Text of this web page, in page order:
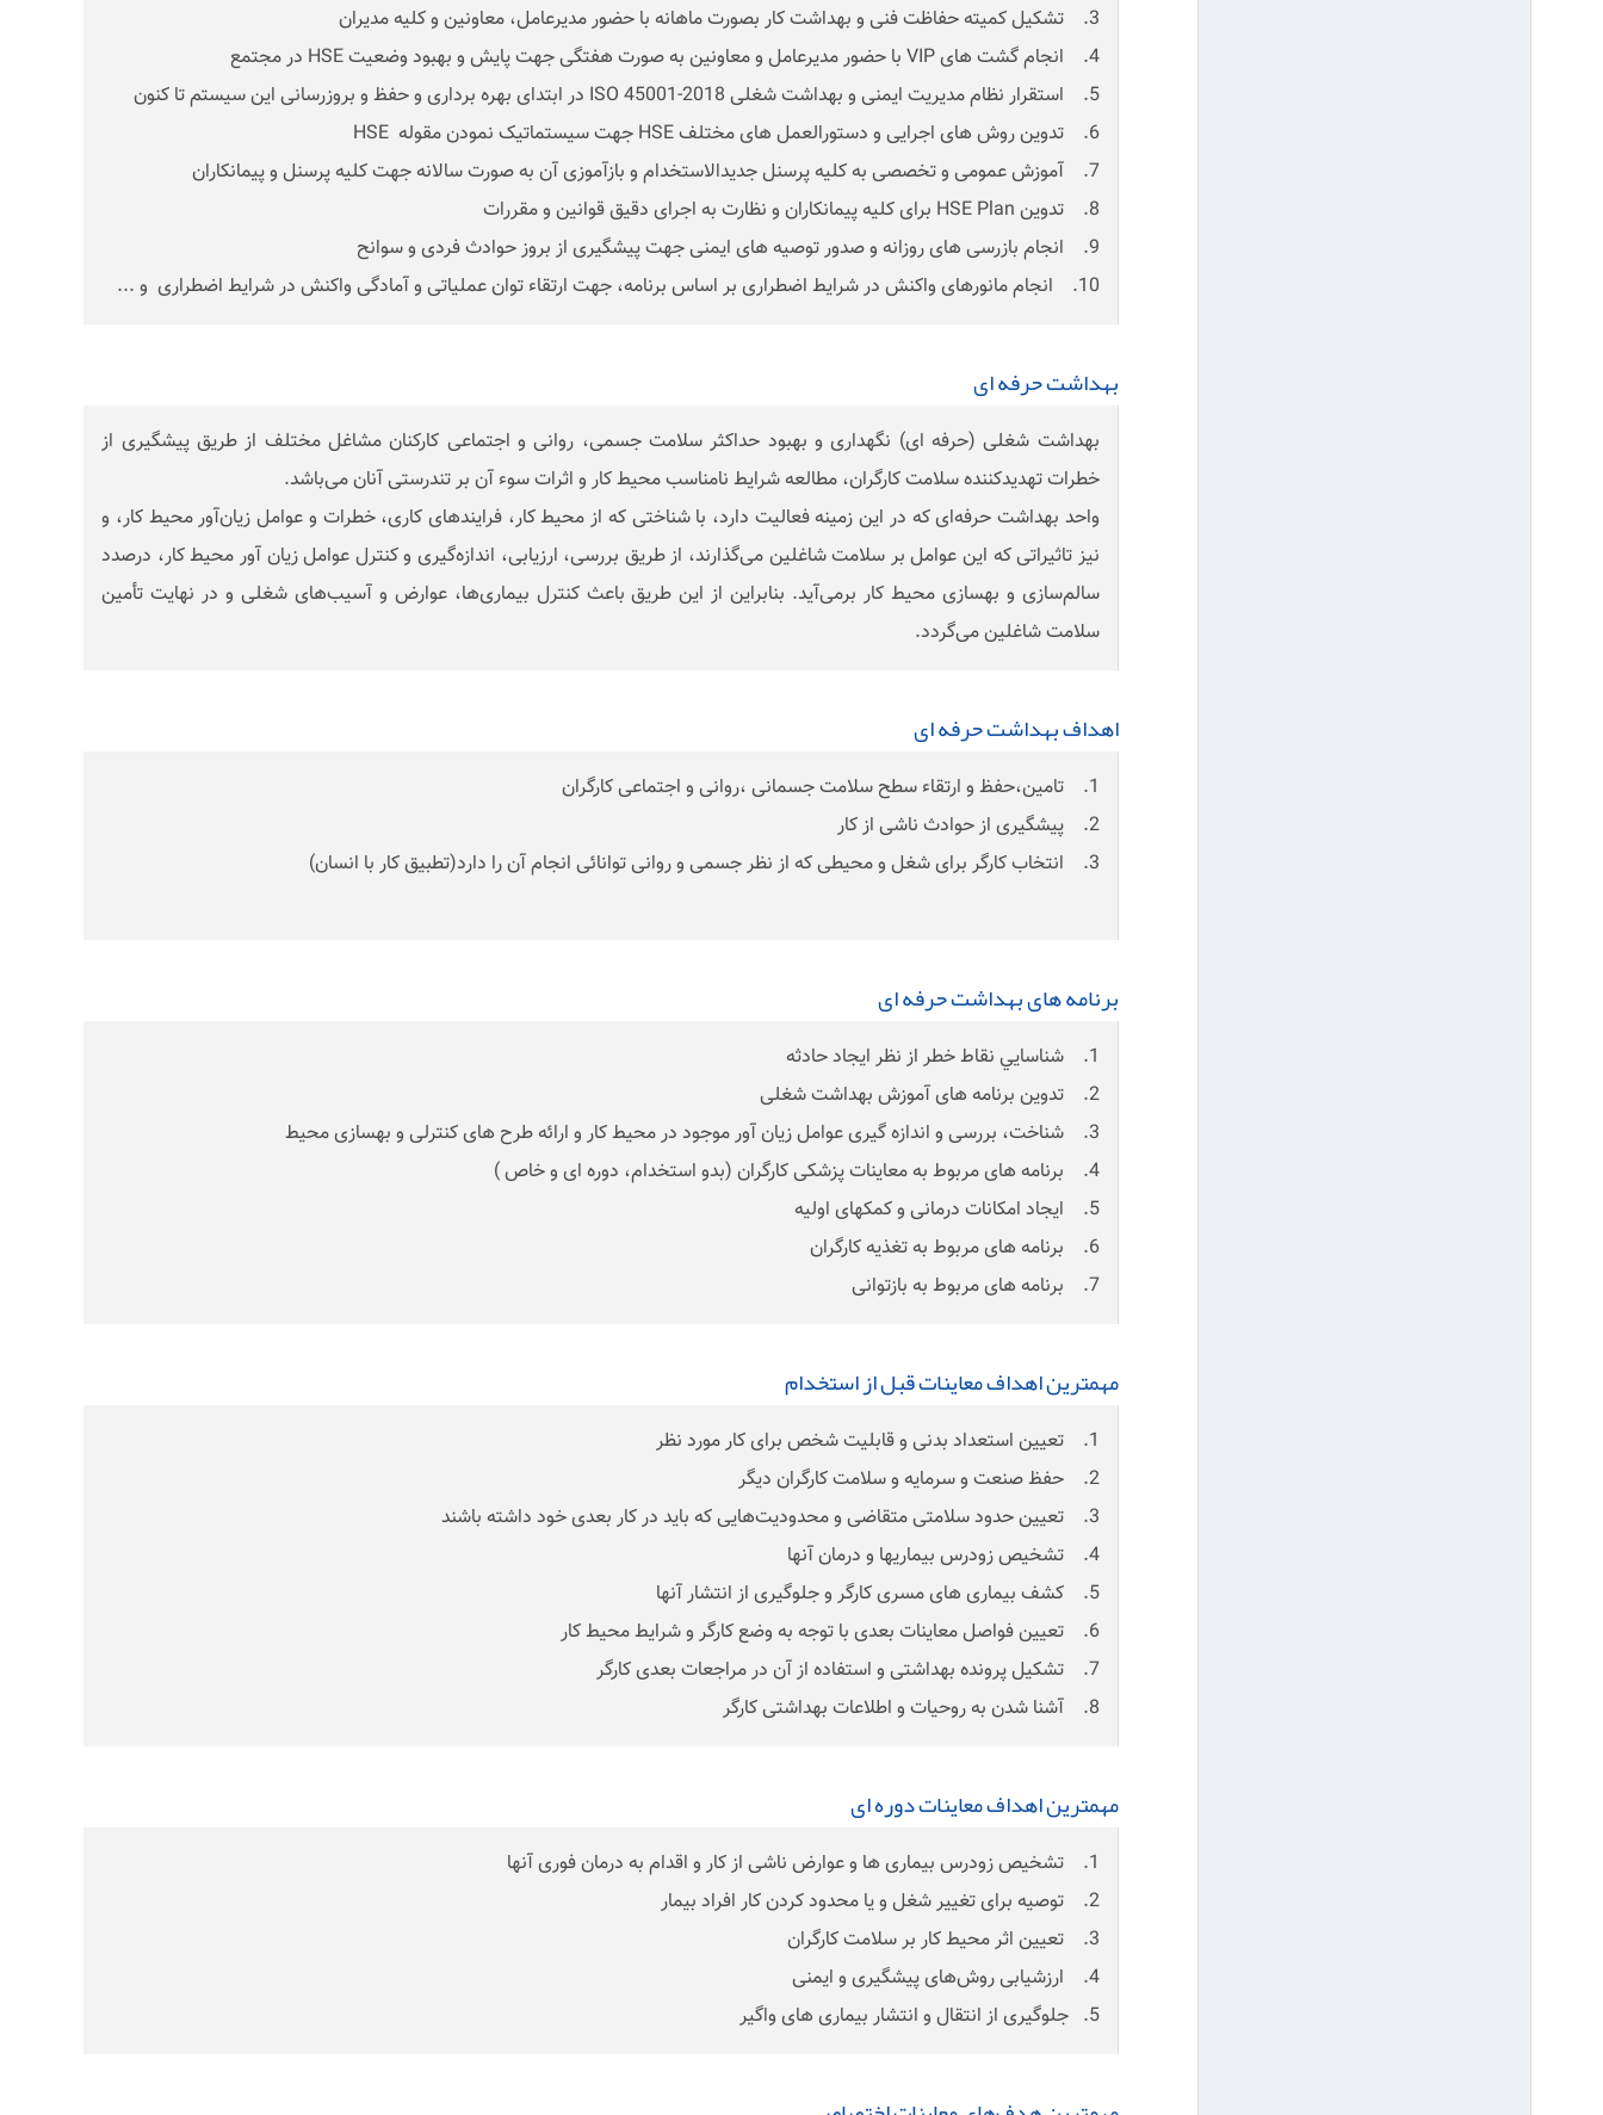
3. تشکیل کمیته حفاظت فنی و بهداشت کار بصورت ماهانه با حضور مدیرعامل، معاونین و کلیه مدیران
4. انجام گشت های VIP با حضور مدیرعامل و معاونین به صورت هفتگی جهت پایش و بهبود وضعیت HSE در مجتمع
5. استقرار نظام مدیریت ایمنی و بهداشت شغلی ISO 45001-2018 در ابتدای بهره برداری و حفظ و بروزرسانی این سیستم تا کنون
6. تدوین روش های اجرایی و دستورالعمل های مختلف HSE جهت سیستماتیک نمودن مقوله HSE
7. آموزش عمومی و تخصصی به کلیه پرسنل جدیدالاستخدام و بازآموزی آن به صورت سالانه جهت کلیه پرسنل و پیمانکاران
8. تدوین HSE Plan برای کلیه پیمانکاران و نظارت به اجرای دقیق قوانین و مقررات
9. انجام بازرسی های روزانه و صدور توصیه های ایمنی جهت پیشگیری از بروز حوادث فردی و سوانح
10. انجام مانورهای واکنش در شرایط اضطراری بر اساس برنامه، جهت ارتقاء توان عملیاتی و آمادگی واکنش در شرایط اضطراری و ...
بهداشت حرفه ای
بهداشت شغلی (حرفه ای) نگهداری و بهبود حداکثر سلامت جسمی، روانی و اجتماعی کارکنان مشاغل مختلف از طریق پیشگیری از
خطرات تهدیدکننده سلامت کارگران، مطالعه شرایط نامناسب محیط کار و اثرات سوء آن بر تندرستی آنان می‌باشد.
واحد بهداشت حرفه‌ای که در این زمینه فعالیت دارد، با شناختی که از محیط کار، فرایندهای کاری، خطرات و عوامل زیان‌آور محیط کار، و
نیز تاثیراتی که این عوامل بر سلامت شاغلین می‌گذارند، از طریق بررسی، ارزیابی، اندازه‌گیری و کنترل عوامل زیان آور محیط کار، درصدد
سالم‌سازی و بهسازی محیط کار برمی‌آید. بنابراین از این طریق باعث کنترل بیماری‌ها، عوارض و آسیب‌های شغلی و در نهایت تأمین
سلامت شاغلین می‌گردد.
اهداف بهداشت حرفه ای
1. تامین،حفظ و ارتقاء سطح سلامت جسمانی ،روانی و اجتماعی کارگران
2. پیشگیری از حوادث ناشی از کار
3. انتخاب کارگر برای شغل و محیطی که از نظر جسمی و روانی توانائی انجام آن را دارد(تطبیق کار با انسان)
برنامه های بهداشت حرفه ای
1. شناسايي نقاط خطر از نظر ایجاد حادثه
2. تدوین برنامه های آموزش بهداشت شغلی
3. شناخت، بررسی و اندازه گیری عوامل زیان آور موجود در محیط کار و ارائه طرح های كنترلی و بهسازی محیط
4. برنامه های مربوط به معاینات پزشکی کارگران (بدو استخدام، دوره ای و خاص )
5. ایجاد امکانات درمانی و كمكهای اولیه
6. برنامه های مربوط به تغذیه كارگران
7. برنامه های مربوط به بازتوانی
مهمترین اهداف معاینات قبل از استخدام
1. تعیین استعداد بدنی و قابلیت شخص برای کار مورد نظر
2. حفظ صنعت و سرمایه و سلامت كارگران دیگر
3. تعیین حدود سلامتی متقاضی و محدودیت‌هایی كه باید در كار بعدی خود داشته باشند
4. تشخیص زودرس بیماریها و درمان آنها
5. كشف بیماری های مسری كارگر و جلوگیری از انتشار آنها
6. تعیین فواصل معاینات بعدی با توجه به وضع كارگر و شرایط محیط کار
7. تشكیل پرونده بهداشتی و استفاده از آن در مراجعات بعدی كارگر
8. آشنا شدن به روحیات و اطلاعات بهداشتی كارگر
مهمترین اهداف معاینات دوره ای
1. تشخیص زودرس بیماری ها و عوارض ناشی از كار و اقدام به درمان فوری آنها
2. توصیه برای تغییر شغل و یا محدود كردن كار افراد بیمار
3. تعیین اثر محيط كار بر سلامت كارگران
4. ارزشیابی روش‌های پیشگیری و ایمنی
5. جلوگیری از انتقال و انتشار بیماری های واگیر